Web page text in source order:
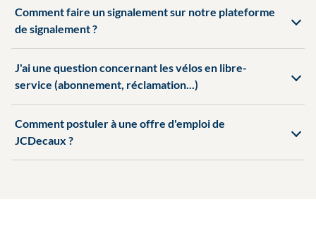
Comment faire un signalement sur notre plateforme
de signalement ?
J'ai une question concernant les vélos en libre-
service (abonnement, réclamation...)
Comment postuler à une offre d'emploi de
JCDecaux ?